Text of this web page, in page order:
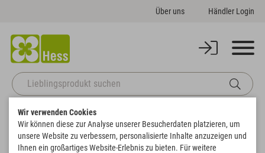
Über uns Händler Login
Startseite Naturdeko
Strelizienblatt kurz, ohne Stiel
Zurück zur Artikelübersicht
Wir verwenden Cookies
Wir können diese zur Analyse unserer Besucherdaten platzieren, um
unsere Website zu verbessern, personalisierte Inhalte anzuzeigen und
Ihnen ein großartiges Website-Erlebnis zu bieten. Für weitere